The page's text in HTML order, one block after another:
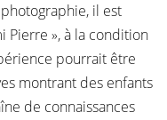
il est
Pierre », à la condition
pourrait être
montrant des enfants
de connaissances